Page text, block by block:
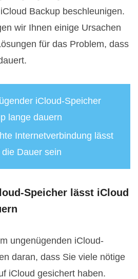
Backup beschleunigen.
wir Ihnen einige Ursachen
für das Problem, dass
iCloud-Speicher
lange dauern
Internetverbindung lässt
Dauer sein
Speicher lässt iCloud
ungenügenden iCloud-
daran, dass Sie viele nötige
iCloud gesichert haben.